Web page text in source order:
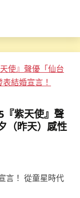
『紫天使』聲
（昨天）感性
言！ 從童星時代